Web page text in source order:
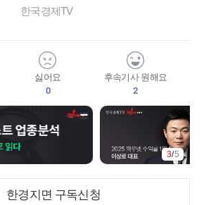
한국경제TV
싫어요
0
후속기사 원해요
2
3/5
한경지면 구독신청